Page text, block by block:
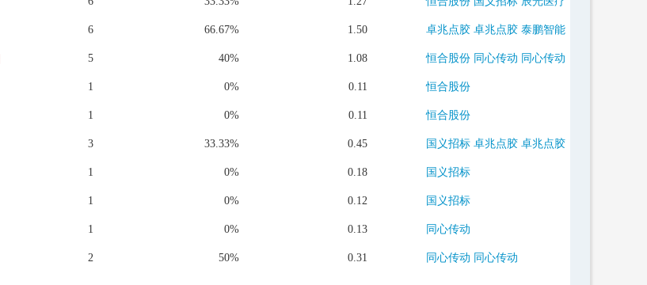
6 66.67% 1.50 卓兆点胶 卓兆点胶 泰鹏智能
5 40% 1.08 恒合股份 同心传动 同心传动
1 0% 0.11 恒合股份
1 0% 0.11 恒合股份
3 33.33% 0.45 国义招标 卓兆点胶 卓兆点胶
1 0% 0.18 国义招标
1 0% 0.12 国义招标
1 0% 0.13 同心传动
2 50% 0.31 同心传动 同心传动